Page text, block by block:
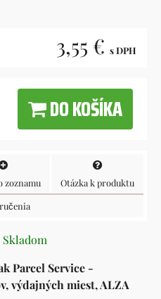
3,55 € s DPH
DO KOŠÍKA
zoznamu
Otázka k produktu
Skladom
Parcel Service -
výdajných miest, ALZA